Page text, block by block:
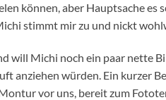
können, aber Hauptsache
stimmt mir zu und nickt
will Michi noch ein paar nette
anziehen würden. Ein kurzer
vor uns, bereit zum